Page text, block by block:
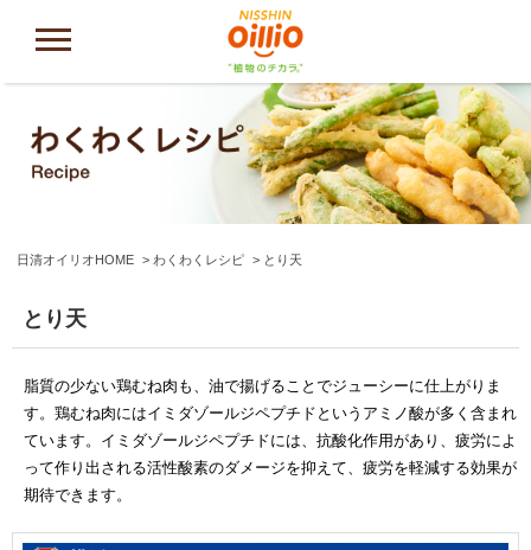
日清オイリオHOME わくわくレシピ とり天
とり天
脂質の少ない鶏むね肉も、油で揚げることでジューシーに仕上がりま
す。鶏むね肉にはイミダゾールジペプチドというアミノ酸が多く含まれ
ています。イミダゾールジペプチドには、抗酸化作用があり、疲労によ
って作り出される活性酸素のダメージを抑えて、疲労を軽減する効果が
期待できます。